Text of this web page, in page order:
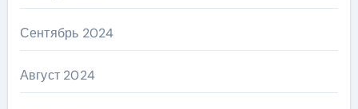
Сентябрь 2024
Август 2024